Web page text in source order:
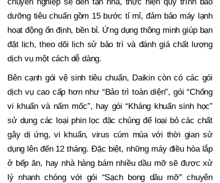
dưỡng tiêu chuẩn gồm 15 bước tỉ mỉ, đảm bảo máy lạnh
hoạt động ổn định, bền bỉ. Ứng dụng thông minh giúp bạn
đặt lịch, theo dõi lịch sử bảo trì và đánh giá chất lượng
dịch vụ một cách dễ dàng.
Bên cạnh gói vệ sinh tiêu chuẩn, Daikin còn có các gói
dịch vụ cao cấp hơn như “Bảo trì toàn diện”, gói “Chống
vi khuẩn và nấm mốc”, hay gói “Kháng khuẩn sinh học”
sử dụng các loại phin lọc đặc chủng để loại bỏ các chất
gây dị ứng, vi khuẩn, virus cúm mùa với thời gian sử
dụng lên đến 12 tháng. Đặc biệt, những máy điều hòa lắp
ở bếp ăn, hay nhà hàng bám nhiều dầu mỡ sẽ được xử
lý nhanh chóng với gói “Sạch bong dầu mỡ” chuyên